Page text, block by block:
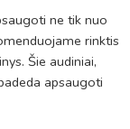
ne tik nuo
rinktis
Šie audiniai,
apsaugoti